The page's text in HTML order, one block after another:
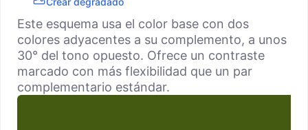
Este esquema usa el color base con dos
colores adyacentes a su complemento, a unos
30° del tono opuesto. Ofrece un contraste
marcado con más flexibilidad que un par
complementario estándar.